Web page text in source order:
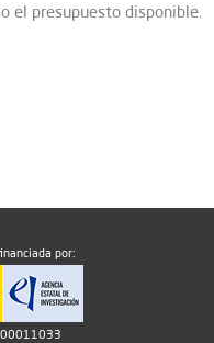
el presupuesto disponible.
por: